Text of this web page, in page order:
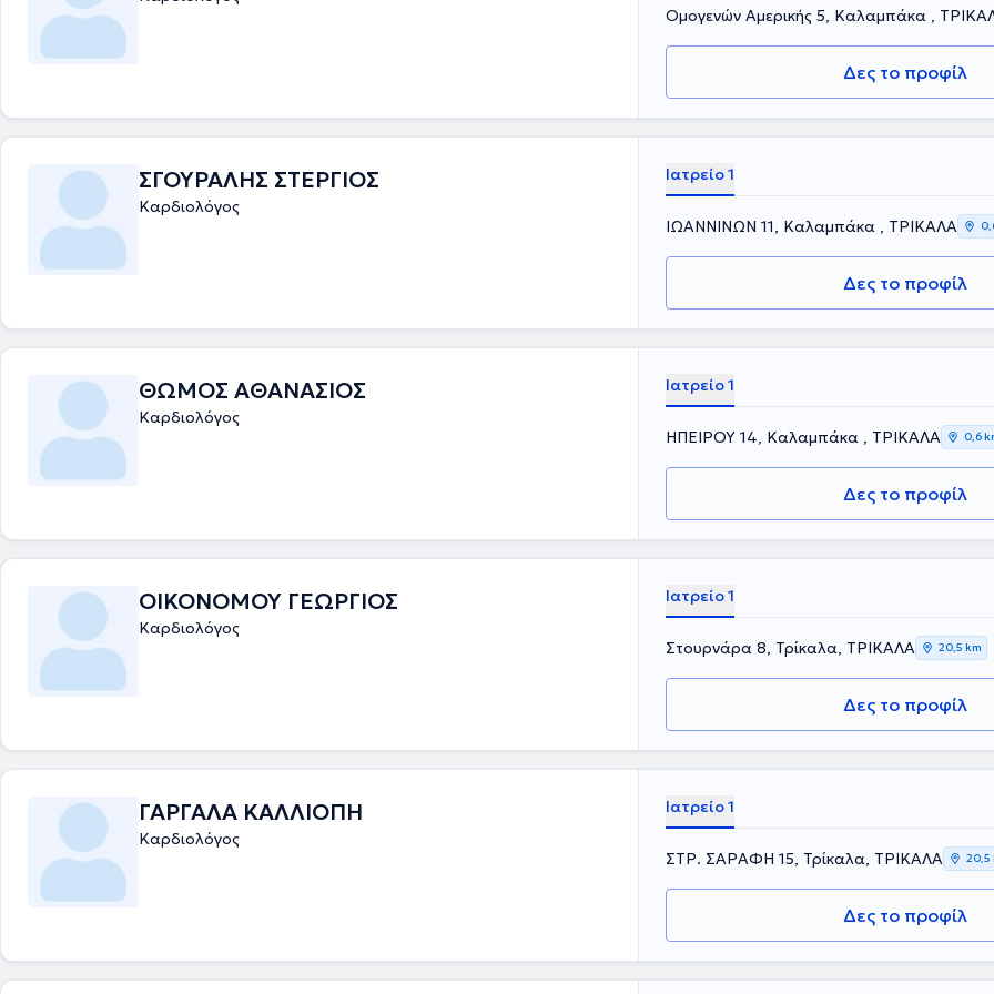
Υπερηχοκαρδιογραφίας (British Society of Echocardiography) στη Διαθωρακική
Υπερηχοκαρδιογραφία και είναι μέλος του Βασιλικού Κολλεγίου των Ιατρών του
κύρους διεθνή επιστημονικά περιοδικά στην ειδικότητα της Καρδιολογίας και
Ηλεκτροφυσιολογίας. Στα ιατρεία του, με πλήρη επιστημονική κατάρτιση και εκτενή
πρακτική εμπειρία, παρέχει υψηλού επιπέδου ιατρική φροντίδα στους ασθενείς τους.
Ομογενών Αμερικής 5, Καλαμπάκα ,
Δες το προφίλ
ΣΓΟΥΡΑΛΗΣ ΣΤΕΡΓΙΟΣ
Καρδιολόγος
Ιατρείο 1
ΙΩΑΝΝΙΝΩΝ 11, Καλαμπάκα , ΤΡΙΚΑΛΑ
Δες το προφίλ
ΘΩΜΟΣ ΑΘΑΝΑΣΙΟΣ
Καρδιολόγος
Ιατρείο 1
ΗΠΕΙΡΟΥ 14, Καλαμπάκα , ΤΡΙΚΑΛΑ 0,6
Δες το προφίλ
ΟΙΚΟΝΟΜΟΥ ΓΕΩΡΓΙΟΣ
Καρδιολόγος
Ιατρείο 1
Στουρνάρα 8, Τρίκαλα, ΤΡΙΚΑΛΑ 20,5 km
Δες το προφίλ
ΓΑΡΓΑΛΑ ΚΑΛΛΙΟΠΗ
Καρδιολόγος
Ιατρείο 1
ΣΤΡ. ΣΑΡΑΦΗ 15, Τρίκαλα, ΤΡΙΚΑΛΑ 20,5
Δες το προφίλ